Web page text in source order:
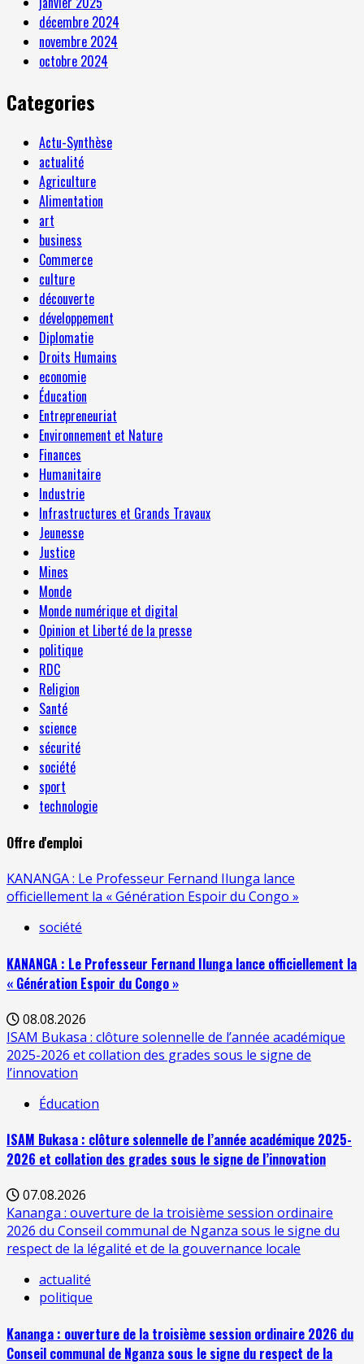
décembre 2024
novembre 2024
octobre 2024
Categories
Actu-Synthèse
actualité
Agriculture
Alimentation
art
business
Commerce
culture
découverte
développement
Diplomatie
Droits Humains
economie
Éducation
Entrepreneuriat
Environnement et Nature
Finances
Humanitaire
Industrie
Infrastructures et Grands Travaux
Jeunesse
Justice
Mines
Monde
Monde numérique et digital
Opinion et Liberté de la presse
politique
RDC
Religion
Santé
science
sécurité
société
sport
technologie
Offre d'emploi
KANANGA : Le Professeur Fernand Ilunga lance
officiellement la « Génération Espoir du Congo »
société
KANANGA : Le Professeur Fernand Ilunga lance officiellement la
« Génération Espoir du Congo »
08.08.2026
ISAM Bukasa : clôture solennelle de l’année académique
2025-2026 et collation des grades sous le signe de
l’innovation
Éducation
ISAM Bukasa : clôture solennelle de l’année académique 2025-
2026 et collation des grades sous le signe de l’innovation
07.08.2026
Kananga : ouverture de la troisième session ordinaire
2026 du Conseil communal de Nganza sous le signe du
respect de la légalité et de la gouvernance locale
actualité
politique
Kananga : ouverture de la troisième session ordinaire 2026 du
Conseil communal de Nganza sous le signe du respect de la